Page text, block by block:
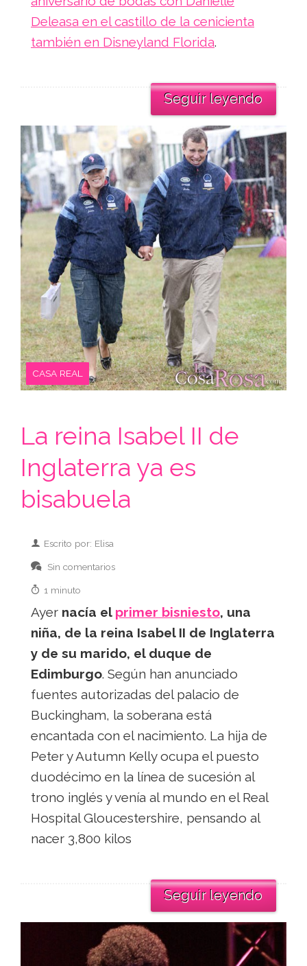
Deleasa en el castillo de la cenicienta
también en Disneyland Florida.
Seguir leyendo
CASA REAL
La reina Isabel II de
Inglaterra ya es
bisabuela
Escrito por: Elisa
Sin comentarios
1 minuto
Ayer nacía el primer bisniesto, una
niña, de la reina Isabel II de Inglaterra
y de su marido, el duque de
Edimburgo. Según han anunciado
fuentes autorizadas del palacio de
Buckingham, la soberana está
encantada con el nacimiento. La hija de
Peter y Autumn Kelly ocupa el puesto
duodécimo en la línea de sucesión al
trono inglés y venía al mundo en el Real
Hospital Gloucestershire, pensando al
nacer 3,800 kilos
Seguir leyendo